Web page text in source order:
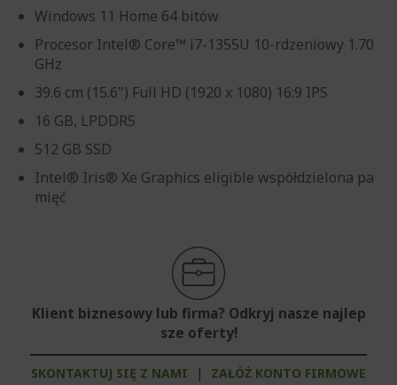
Windows 11 Home 64 bitów
Procesor Intel® Core™ i7-1355U 10-rdzeniowy 1.70
GHz
39.6 cm (15.6") Full HD (1920 x 1080) 16:9 IPS
16 GB, LPDDR5
512 GB SSD
Intel® Iris® Xe Graphics eligible współdzielona pa
mięć
Klient biznesowy lub firma? Odkryj nasze najlep
sze oferty!
SKONTAKTUJ SIĘ Z NAMI | ZAŁÓŻ KONTO FIRMOWE